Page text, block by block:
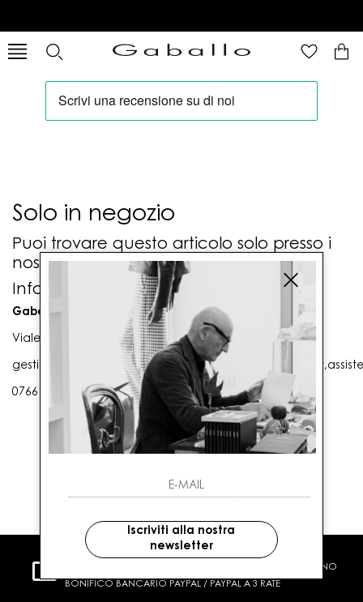
Solo in negozio
Puoi trovare questo articolo solo presso i
nostri punti vendita:
Info contatti
Gaballo Mario srl
Viale G. Matteotti n. 23 00053 Civitavecchia (RM)
0766 25656
CARTA DI CREDITO CONTRASSEGNO
BONIFICO BANCARIO PAYPAL / PAYPAL A 3 RATE
Iscriviti alla nostra
newsletter